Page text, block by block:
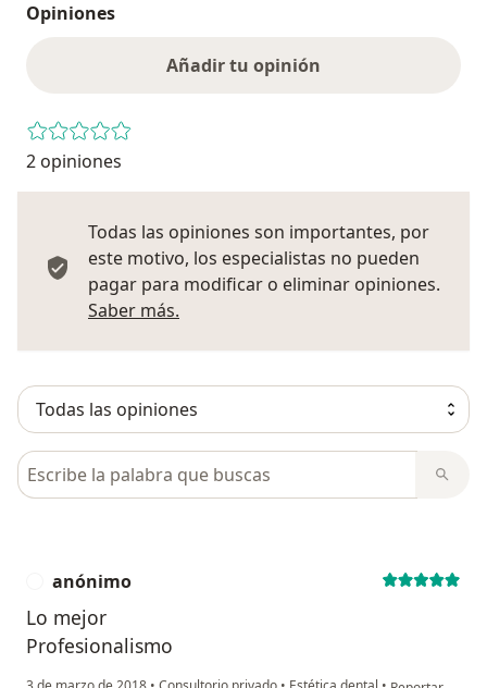
Opiniones
Añadir tu opinión
2 opiniones
Todas las opiniones son importantes, por
este motivo, los especialistas no pueden
pagar para modificar o eliminar opiniones.
Saber más.
Busca en opiniones
anónimo
Lo mejor
Profesionalismo
en opinión del